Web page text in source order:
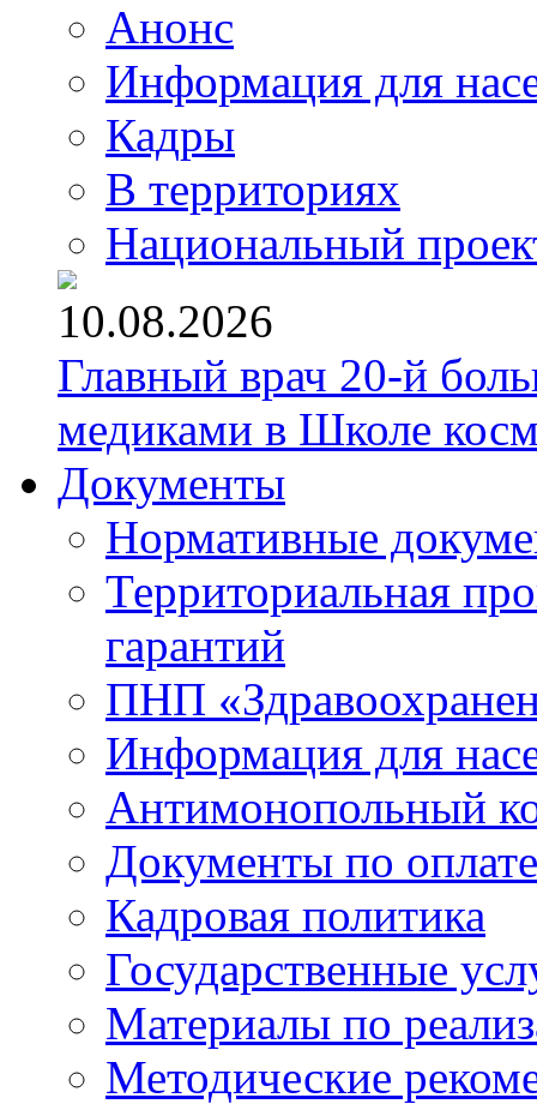
Анонс
Информация для
Кадры
В территориях
Национальный
10.08.2026
Главный врач 20-й
медиками в Школе
Документы
Нормативные
Территориальная
гарантий
ПНП
Информация для
Антимонопольный
Документы по
Кадровая политика
Государственные
Материалы по
Методические